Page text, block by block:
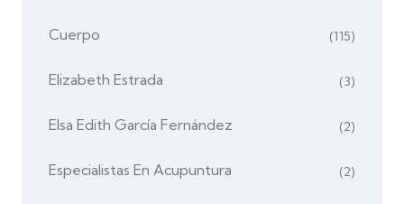
Cuerpo (115)
Elizabeth Estrada (3)
Elsa Edith García Fernández (2)
Especialistas En Acupuntura (2)